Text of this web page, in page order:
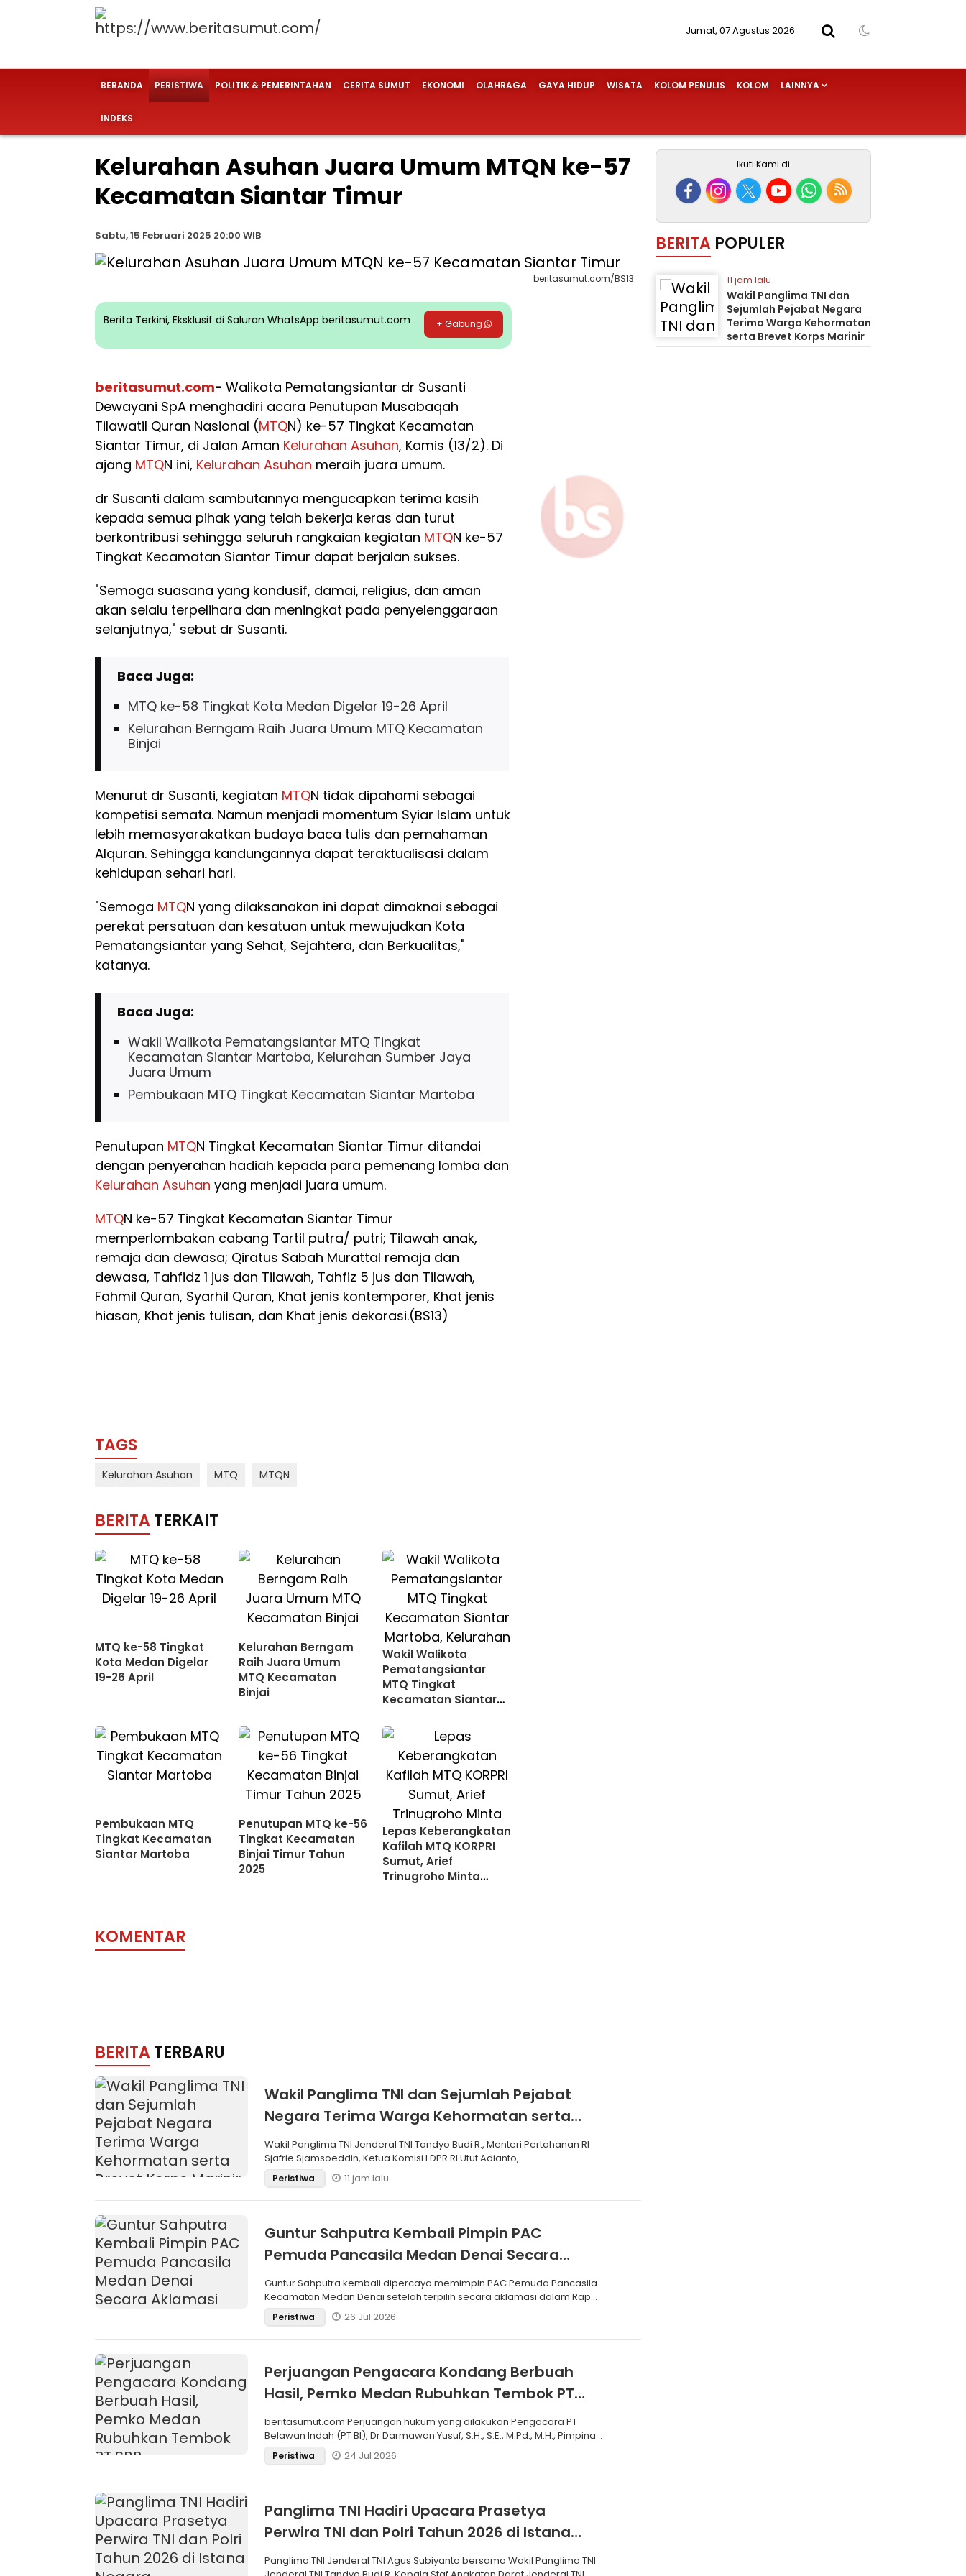
Jumat, 07 Agustus 2026
BERANDA PERISTIWA POLITIK & PEMERINTAHAN CERITA SUMUT EKONOMI OLAHRAGA GAYA HIDUP WISATA KOLOM PENULIS KOLOM LAINNYA
INDEKS
Kelurahan Asuhan Juara Umum MTQN ke-57
Kecamatan Siantar Timur
Sabtu, 15 Februari 2025 20:00 WIB
beritasumut.com/BS13
Berita Terkini, Eksklusif di Saluran WhatsApp beritasumut.com + Gabung
beritasumut.com- Walikota Pematangsiantar dr Susanti
Dewayani SpA menghadiri acara Penutupan Musabaqah
Tilawatil Quran Nasional (MTQN) ke-57 Tingkat Kecamatan
Siantar Timur, di Jalan Aman Kelurahan Asuhan, Kamis (13/2). Di
ajang MTQN ini, Kelurahan Asuhan meraih juara umum.
dr Susanti dalam sambutannya mengucapkan terima kasih
kepada semua pihak yang telah bekerja keras dan turut
berkontribusi sehingga seluruh rangkaian kegiatan MTQN ke-57
Tingkat Kecamatan Siantar Timur dapat berjalan sukses.
"Semoga suasana yang kondusif, damai, religius, dan aman
akan selalu terpelihara dan meningkat pada penyelenggaraan
selanjutnya," sebut dr Susanti.
Baca Juga:
MTQ ke-58 Tingkat Kota Medan Digelar 19-26 April
Kelurahan Berngam Raih Juara Umum MTQ Kecamatan
Binjai
Menurut dr Susanti, kegiatan MTQN tidak dipahami sebagai
kompetisi semata. Namun menjadi momentum Syiar Islam untuk
lebih memasyarakatkan budaya baca tulis dan pemahaman
Alquran. Sehingga kandungannya dapat teraktualisasi dalam
kehidupan sehari hari.
"Semoga MTQN yang dilaksanakan ini dapat dimaknai sebagai
perekat persatuan dan kesatuan untuk mewujudkan Kota
Pematangsiantar yang Sehat, Sejahtera, dan Berkualitas,"
katanya.
Baca Juga:
Wakil Walikota Pematangsiantar MTQ Tingkat
Kecamatan Siantar Martoba, Kelurahan Sumber Jaya
Juara Umum
Pembukaan MTQ Tingkat Kecamatan Siantar Martoba
Penutupan MTQN Tingkat Kecamatan Siantar Timur ditandai
dengan penyerahan hadiah kepada para pemenang lomba dan
Kelurahan Asuhan yang menjadi juara umum.
MTQN ke-57 Tingkat Kecamatan Siantar Timur
memperlombakan cabang Tartil putra/ putri; Tilawah anak,
remaja dan dewasa; Qiratus Sabah Murattal remaja dan
dewasa, Tahfidz 1 jus dan Tilawah, Tahfiz 5 jus dan Tilawah,
Fahmil Quran, Syarhil Quran, Khat jenis kontemporer, Khat jenis
hiasan, Khat jenis tulisan, dan Khat jenis dekorasi.(BS13)
TAGS
Kelurahan Asuhan MTQ MTQN
BERITA TERKAIT
MTQ ke-58 Tingkat
Kota Medan Digelar
19-26 April
Kelurahan Berngam
Raih Juara Umum
MTQ Kecamatan
Binjai
Wakil Walikota
Pematangsiantar
MTQ Tingkat
Kecamatan Siantar
Sumber Jaya Juara
Pembukaan MTQ
Tingkat Kecamatan
Siantar Martoba
Penutupan MTQ ke-56
Tingkat Kecamatan
Binjai Timur Tahun
2025
Lepas Keberangkatan
Kafilah MTQ KORPRI
Sumut, Arief
Trinugroho Minta
KOMENTAR
BERITA TERBARU
Wakil Panglima TNI dan Sejumlah Pejabat
Negara Terima Warga Kehormatan serta
Brevet Korps Marinir
Wakil Panglima TNI Jenderal TNI Tandyo Budi R., Menteri Pertahanan RI
Sjafrie Sjamsoeddin, Ketua Komisi I DPR RI Utut Adianto,
Peristiwa 11 jam lalu
Guntur Sahputra Kembali Pimpin PAC
Pemuda Pancasila Medan Denai Secara
Aklamasi
Guntur Sahputra kembali dipercaya memimpin PAC Pemuda Pancasila
Kecamatan Medan Denai setelah terpilih secara aklamasi dalam Rapat
Pemilihan
Peristiwa 26 Jul 2026
Perjuangan Pengacara Kondang Berbuah
Hasil, Pemko Medan Rubuhkan Tembok PT
SBP
beritasumut.com Perjuangan hukum yang dilakukan Pengacara PT
Belawan Indah (PT BI), Dr Darmawan Yusuf, S.H., S.E., M.Pd., M.H., Pimpinan
LaPeristiwa 24 Jul 2026
Panglima TNI Hadiri Upacara Prasetya
Perwira TNI dan Polri Tahun 2026 di Istana
Negara
Panglima TNI Jenderal TNI Agus Subiyanto bersama Wakil Panglima TNI
Ikuti Kami di
BERITA POPULER
11 jam lalu
Wakil Panglima TNI dan
Sejumlah Pejabat Negara
Terima Warga Kehormatan
serta Brevet Korps Marinir